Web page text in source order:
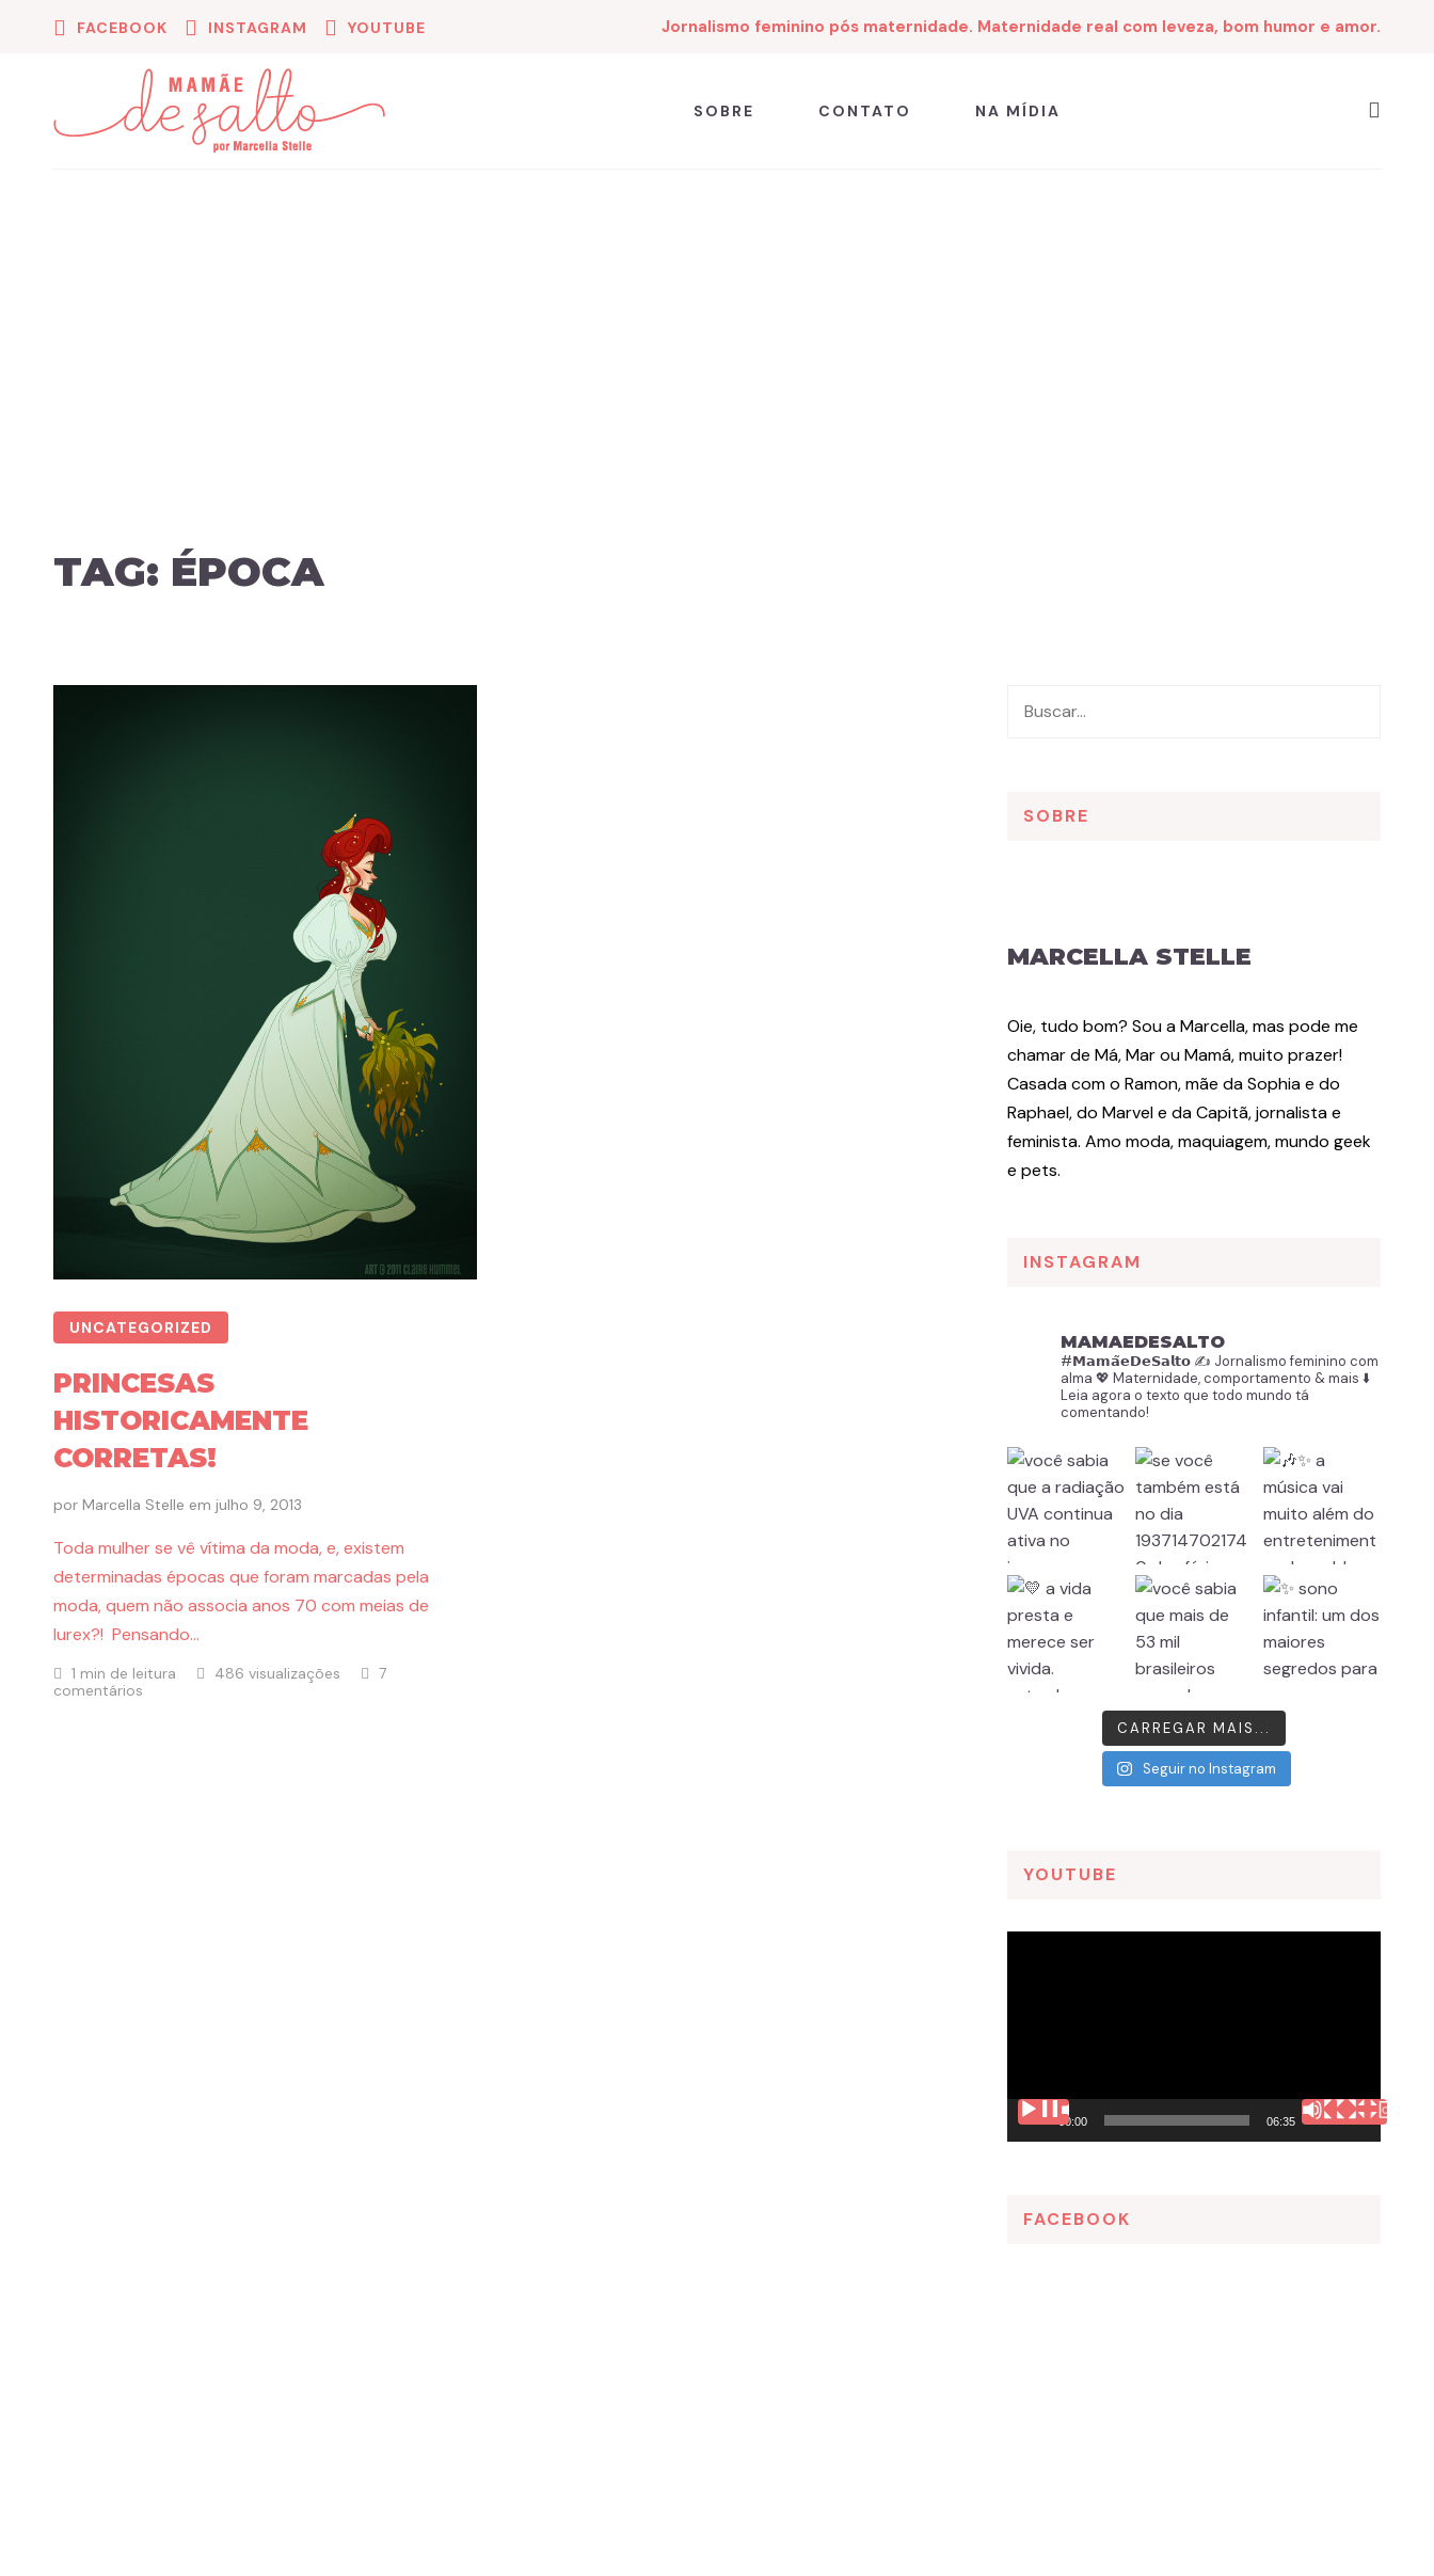
FACEBOOK INSTAGRAM YOUTUBE Jornalismo feminino pós maternidade. Maternidade real com leveza, bom humor e amor.
SOBRE CONTATO NA MÍDIA
TAG: ÉPOCA
UNCATEGORIZED
PRINCESAS
HISTORICAMENTE
CORRETAS!
por Marcella Stelle em julho 9, 2013
Toda mulher se vê vítima da moda, e, existem
determinadas épocas que foram marcadas pela
moda, quem não associa anos 70 com meias de
lurex?! Pensando…
1 min de leitura 486 visualizações
7
comentários
SOBRE
MARCELLA STELLE
Oie, tudo bom? Sou a Marcella, mas pode me
chamar de Má, Mar ou Mamá, muito prazer!
Casada com o Ramon, mãe da Sophia e do
Raphael, do Marvel e da Capitã, jornalista e
feminista. Amo moda, maquiagem, mundo geek
e pets.
INSTAGRAM
MAMAEDESALTO
#𝗠𝗮𝗺𝗮̃𝗲𝗗𝗲𝗦𝗮𝗹𝘁𝗼 ✍️ Jornalismo feminino com
alma 💖 Maternidade, comportamento & mais ⬇️
Leia agora o texto que todo mundo tá
comentando!
CARREGAR MAIS...
Seguir no Instagram
YOUTUBE
00:00 06:35
FACEBOOK